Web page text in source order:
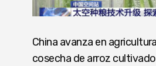
China avanza en
cosecha de arroz